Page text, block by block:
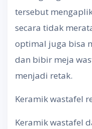
tersebut
secara tidak
optimal juga bisa
dan bibir meja
menjadi retak.
Keramik wastafel
Keramik wastafel